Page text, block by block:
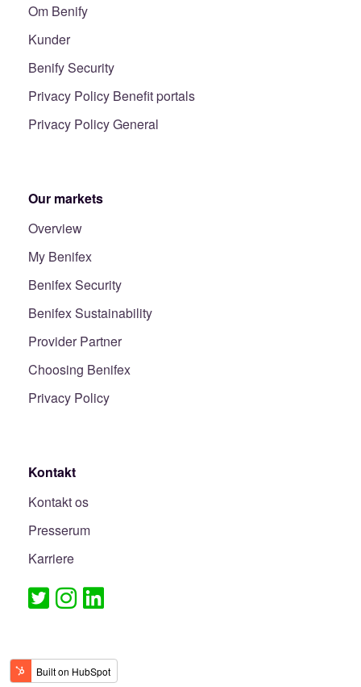
Om Benify
Kunder
Benify Security
Privacy Policy Benefit portals
Privacy Policy General
Our markets
Overview
My Benifex
Benifex Security
Benifex Sustainability
Provider Partner
Choosing Benifex
Privacy Policy
Kontakt
Kontakt os
Presserum
Karriere